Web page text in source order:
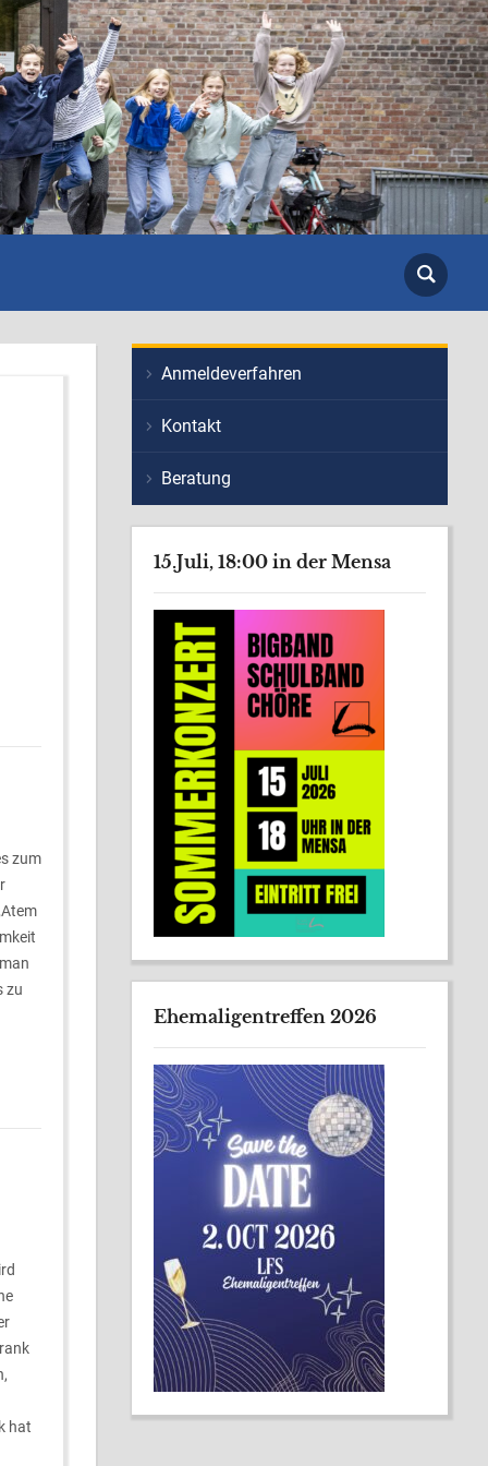
zum
zu
hat
Anmeldeverfahren
Kontakt
Beratung
15.Juli, 18:00 in der Mensa
Ehemaligentreffen 2026